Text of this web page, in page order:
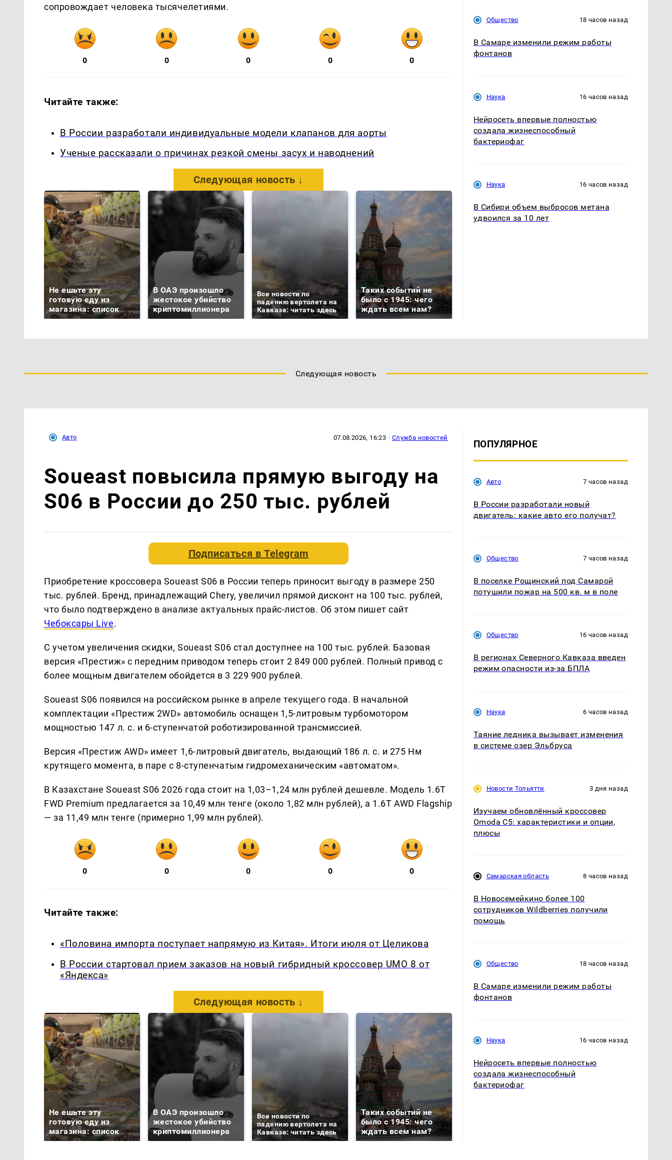
сопровождает человека тысячелетиями.
0 0 0 0 0
Читайте также:
В России разработали индивидуальные модели клапанов для аорты
Ученые рассказали о причинах резкой смены засух и наводнений
Следующая новость ↓
Не ешьте эту
готовую еду из
магазина: список
В ОАЭ произошло
жестокое убийство
криптомиллионера
Все новости по
падению вертолета на
Кавказе: читать здесь
Таких событий не
было с 1945: чего
ждать всем нам?
Общество 18 часов назад
В Самаре изменили режим работы
фонтанов
Наука 16 часов назад
Нейросеть впервые полностью
создала жизнеспособный
бактериофаг
Наука 16 часов назад
В Сибири объем выбросов метана
удвоился за 10 лет
Следующая новость
Авто 07.08.2026, 16:23 · Служба новостей
Soueast повысила прямую выгоду на
S06 в России до 250 тыс. рублей
Подписаться вTelegram
Приобретение кроссовера Soueast S06 в России теперь приносит выгоду в размере 250
тыс. рублей. Бренд, принадлежащий Chery, увеличил прямой дисконт на 100 тыс. рублей,
что было подтверждено в анализе актуальных прайс-листов. Об этом пишет сайт
Чебоксары Live.
С учетом увеличения скидки, Soueast S06 стал доступнее на 100 тыс. рублей. Базовая
версия «Престиж» с передним приводом теперь стоит 2 849 000 рублей. Полный привод с
более мощным двигателем обойдется в 3 229 900 рублей.
Soueast S06 появился на российском рынке в апреле текущего года. В начальной
комплектации «Престиж 2WD» автомобиль оснащен 1,5-литровым турбомотором
мощностью 147 л. с. и 6-ступенчатой роботизированной трансмиссией.
Версия «Престиж AWD» имеет 1,6-литровый двигатель, выдающий 186 л. с. и 275 Нм
крутящего момента, в паре с 8-ступенчатым гидромеханическим «автоматом».
В Казахстане Soueast S06 2026 года стоит на 1,03–1,24 млн рублей дешевле. Модель 1.6T
FWD Premium предлагается за 10,49 млн тенге (около 1,82 млн рублей), а 1.6T AWD Flagship
— за 11,49 млн тенге (примерно 1,99 млн рублей).
0 0 0 0 0
Читайте также:
«Половина импорта поступает напрямую из Китая». Итоги июля от Целикова
В России стартовал прием заказов на новый гибридный кроссовер UMO 8 от
«Яндекса»
Следующая новость ↓
Не ешьте эту
готовую еду из
магазина: список
В ОАЭ произошло
жестокое убийство
криптомиллионера
Все новости по
падению вертолета на
Кавказе: читать здесь
Таких событий не
было с 1945: чего
ждать всем нам?
ПОПУЛЯРНОЕ
Авто 7 часов назад
В России разработали новый
двигатель: какие авто его получат?
Общество 7 часов назад
В поселке Рощинский под Самарой
потушили пожар на 500 кв. м в поле
Общество 16 часов назад
В регионах Северного Кавказа введен
режим опасности из-за БПЛА
Наука 6 часов назад
Таяние ледника вызывает изменения
в системе озер Эльбруса
Новости Тольятти 3 дня назад
Изучаем обновлённый кроссовер
Omoda C5: характеристики и опции,
плюсы
Самарская область 8 часов назад
В Новосемейкино более 100
сотрудников Wildberries получили
помощь
Общество 18 часов назад
В Самаре изменили режим работы
фонтанов
Наука 16 часов назад
Нейросеть впервые полностью
создала жизнеспособный
бактериофаг